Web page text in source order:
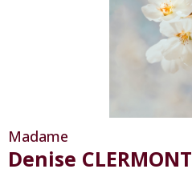
Madame
Denise CLERMONT